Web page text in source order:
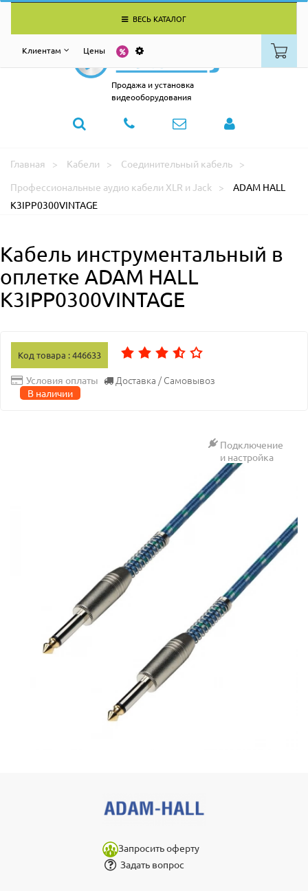
ВЕСЬ КАТАЛОГ
Клиентам Цены
Продажа и установка
видеооборудования
Главная Кабели
Соединительный кабель
Профессиональные аудио кабели XLR и Jack
ADAM HALL
K3IPP0300VINTAGE
Кабель инструментальный в
оплетке ADAM HALL
K3IPP0300VINTAGE
Код товара : 446633
Условия оплаты Доставка / Самовывоз
В наличии
Подключение
и настройка
Запросить оферту
Задать вопрос